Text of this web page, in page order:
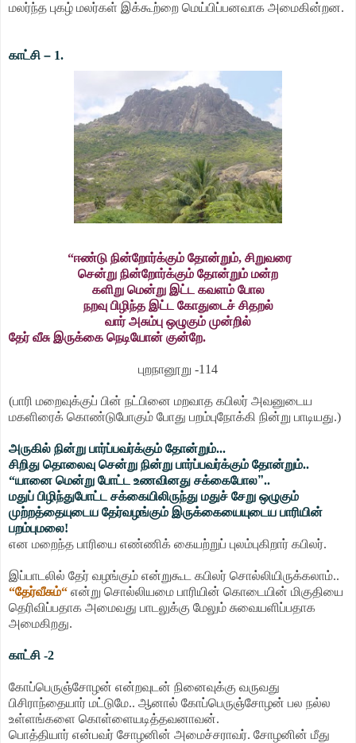
மலர்ந்த புகழ் மலர்கள் இக்கூற்றை மெய்பிப்பனவாக அமைகின்றன.
காட்சி – 1.
“ஈண்டு நின்றோர்க்கும் தோன்றும், சிறுவரை
சென்று நின்றோர்க்கும் தோன்றும் மன்ற
களிறு மென்று இட்ட கவளம் போல
நறவு பிழிந்த இட்ட கோதுடைச் சிதறல்
வார் அசும்பு ஒழுகும் முன்றில்
தேர் வீசு இருக்கை நெடியோன் குன்றே.
புறநானூறு -114
(பாரி மறைவுக்குப் பின் நட்பினை மறவாத கபிலர் அவனுடைய
மகளிரைக் கொண்டுபோகும் போது பறம்புநோக்கி நின்று பாடியது.)
அருகில் நின்று பார்ப்பவர்க்கும் தோன்றும்...
சிறிது தொலைவு சென்று நின்று பார்ப்பவர்க்கும் தோன்றும்..
“யானை மென்று போட்ட உணவினது சக்கைபோல”..
மதுப் பிழிந்துபோட்ட சக்கையிலிருந்து மதுச் சேறு ஒழுகும்
முற்றத்தையுடைய தேர்வழங்கும் இருக்கையையுடைய பாரியின்
பறம்புமலை!
என மறைந்த பாரியை எண்ணிக் கையற்றுப் புலம்புகிறார் கபிலர்.
இப்பாடலில் தேர் வழங்கும் என்றுகூட கபிலர் சொல்லியிருக்கலாம்..
“தேர்வீசும்“ என்று சொல்லியமை பாரியின் கொடையின் மிகுதியை
தெரிவிப்பதாக அமைவது பாடலுக்கு மேலும் சுவையளிப்பதாக
அமைகிறது.
காட்சி -2
கோப்பெருஞ்சோழன் என்றவுடன் நினைவுக்கு வருவது
பிசிராந்தையார் மட்டுமே.. ஆனால் கோப்பெருஞ்சோழன் பல நல்ல
உள்ளங்களை கொள்ளையடித்தவனாவன்.
பொத்தியார் என்பவர் சோழனின் அமைச்சராவர். சோழனின் மீது